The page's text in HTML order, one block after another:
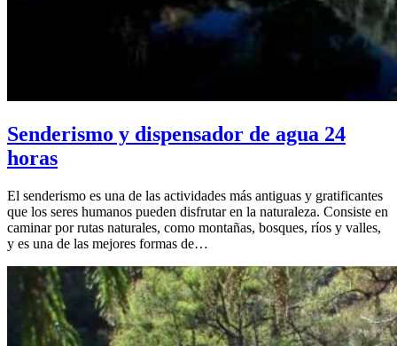
Senderismo y dispensador de agua 24
horas
El senderismo es una de las actividades más antiguas y gratificantes
que los seres humanos pueden disfrutar en la naturaleza. Consiste en
caminar por rutas naturales, como montañas, bosques, ríos y valles,
y es una de las mejores formas de…